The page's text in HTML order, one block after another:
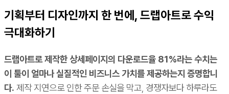
기획부터 디자인까지 한 번에, 드랩아트로 수익
극대화하기
드랩아트로 제작한 상세페이지의 다운로드율 81%라는 수치는
이 툴이 얼마나 실질적인 비즈니스 가치를 제공하는지 증명합니
다. 제작 지연으로 인한 주문 손실을 막고, 경쟁자보다 하루라도